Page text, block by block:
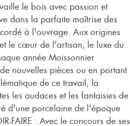
le bois avec passion et
dans la parfaite maîtrise des
à l'ouvrage. Aux origines
le cœur de l'artisan, le luxe du
année Moissonnier
nouvelles pièces ou en portant
de ce travail, la
les audaces et les fantaisies de
d'une porcelaine de l'époque
FAIRE : Avec le concours de ses